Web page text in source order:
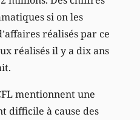
si on les
réalisés par ce
réalisés il y a dix ans
mentionnent une
difficile à cause des